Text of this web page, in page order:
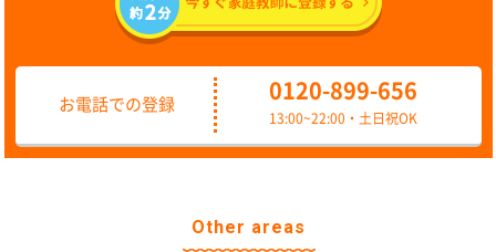
お電話での登録
0120-899-656
13:00~22:00・土日祝OK
Other areas